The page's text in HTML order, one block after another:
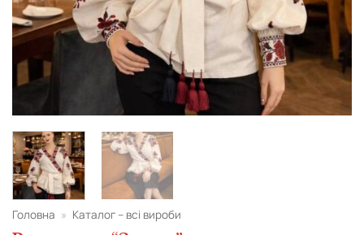
Головна » Каталог – всі вироби